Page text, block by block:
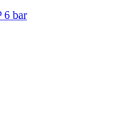
6 bar